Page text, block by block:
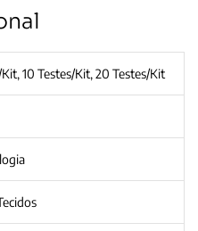
Kit, 10 Testes/Kit, 20 Testes/Kit